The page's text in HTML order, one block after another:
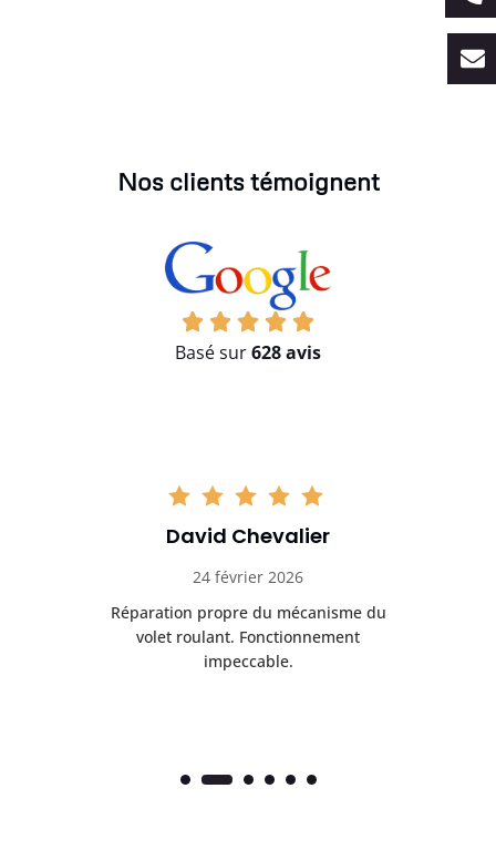
Nos clients témoignent
Basé sur628 avis
David Chevalier
24 février 2026
Réparation propre du mécanisme du
volet roulant. Fonctionnement
impeccable.